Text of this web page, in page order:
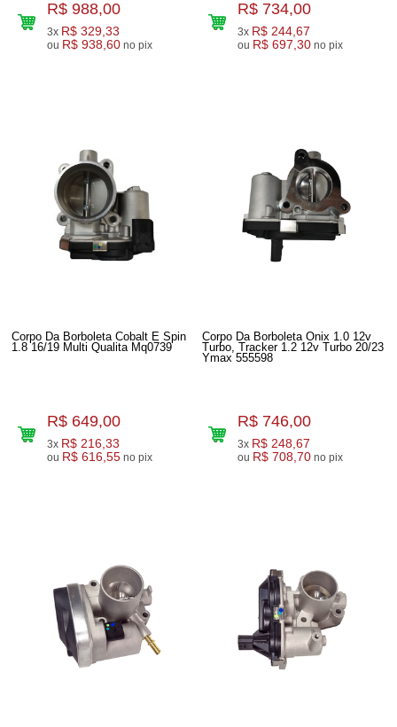
R$ 988,00
3x R$ 329,33
ou R$ 938,60 no pix
R$ 734,00
3x R$ 244,67
ou R$ 697,30 no pix
Corpo Da Borboleta Cobalt E Spin
1.8 16/19 Multi Qualita Mq0739
R$ 649,00
3x R$ 216,33
ou R$ 616,55 no pix
Corpo Da Borboleta Onix 1.0 12v
Turbo, Tracker 1.2 12v Turbo 20/23
Ymax 555598
R$ 746,00
3x R$ 248,67
ou R$ 708,70 no pix